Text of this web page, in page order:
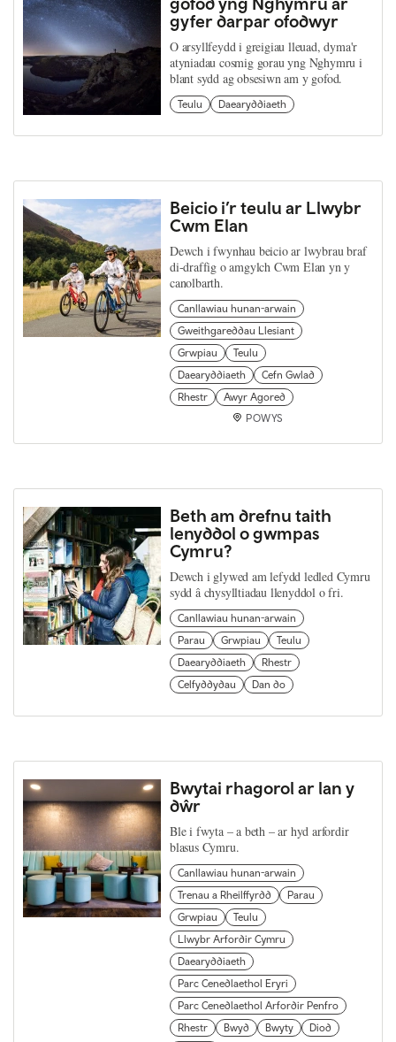
gyfer darpar ofodwyr
O arsyllfeydd i greigiau lleuad, dyma'r
atyniadau cosmig gorau yng Nghymru i
blant sydd ag obsesiwn am y gofod.
Teulu Daearyddiaeth
Beicio i’r teulu ar Llwybr
Cwm Elan
Dewch i fwynhau beicio ar lwybrau braf
di-draffig o amgylch Cwm Elan yn y
canolbarth.
Canllawiau hunan-arwain
Gweithgareddau Llesiant
Grwpiau
Teulu
Daearyddiaeth
Cefn Gwlad
Rhestr
Awyr Agored
POWYS
Beth am drefnu taith
lenyddol o gwmpas
Cymru?
Dewch i glywed am lefydd ledled Cymru
sydd â chysylltiadau llenyddol o fri.
Canllawiau hunan-arwain
Parau
Grwpiau
Teulu
Daearyddiaeth
Rhestr
Celfyddydau
Dan do
Bwytai rhagorol ar lan y
dŵr
Ble i fwyta – a beth – ar hyd arfordir
blasus Cymru.
Canllawiau hunan-arwain
Trenau a Rheilffyrdd
Parau
Grwpiau
Teulu
Llwybr Arfordir Cymru
Daearyddiaeth
Parc Cenedlaethol Eryri
Parc Cenedlaethol Arfordir Penfro
Rhestr
Bwyd Bwyty
Diod